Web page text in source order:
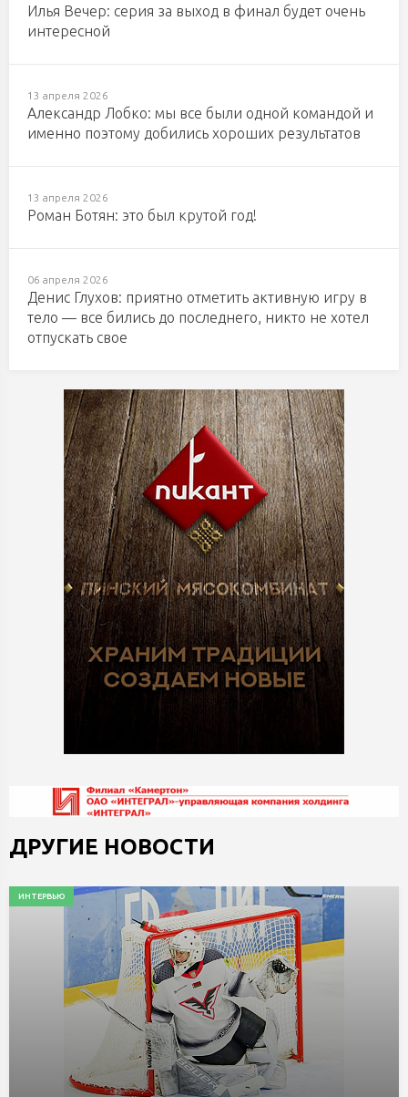
Илья Вечер: серия за выход в финал будет очень
интересной
13 апреля 2026
Александр Лобко: мы все были одной командой и
именно поэтому добились хороших результатов
13 апреля 2026
Роман Ботян: это был крутой год!
06 апреля 2026
Денис Глухов: приятно отметить активную игру в
тело — все бились до последнего, никто не хотел
отпускать свое
ДРУГИЕ НОВОСТИ
ИНТЕРВЬЮ